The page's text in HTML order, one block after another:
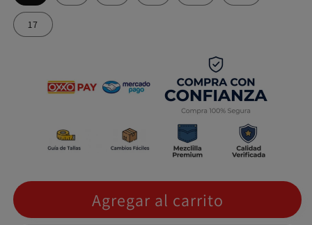
17
Agregar al carrito